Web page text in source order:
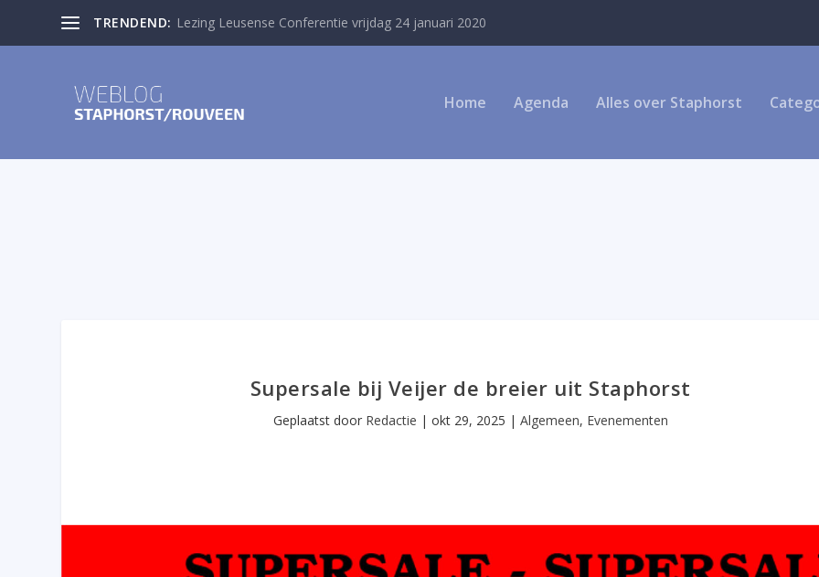
TRENDEND: Lezing Leusense Conferentie vrijdag 24 januari 2020
Home Agenda Alles over Staphorst
Supersale bij Veijer de breier uit Staphorst
Geplaatst door Redactie | okt 29, 2025 | Algemeen, Evenementen